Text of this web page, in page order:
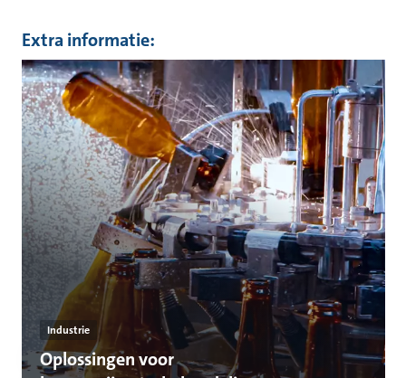
Extra informatie:
Industrie
Oplossingen voor